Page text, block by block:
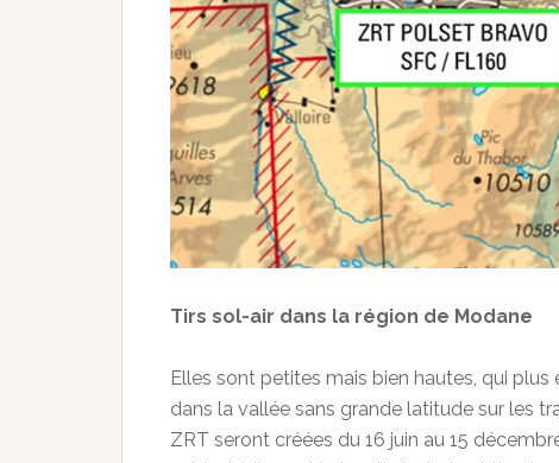
Tirs sol-air dans la région de Modane
Elles sont petites mais bien hautes, qui
dans la vallée sans grande latitude sur les
ZRT seront créées du 16 juin au 15